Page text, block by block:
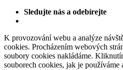
Sledujte nás a odebírejte
K provozování webu a analýze
cookies. Procházením webových
soubory cookies nakládáme.
souborech cookies, jak je